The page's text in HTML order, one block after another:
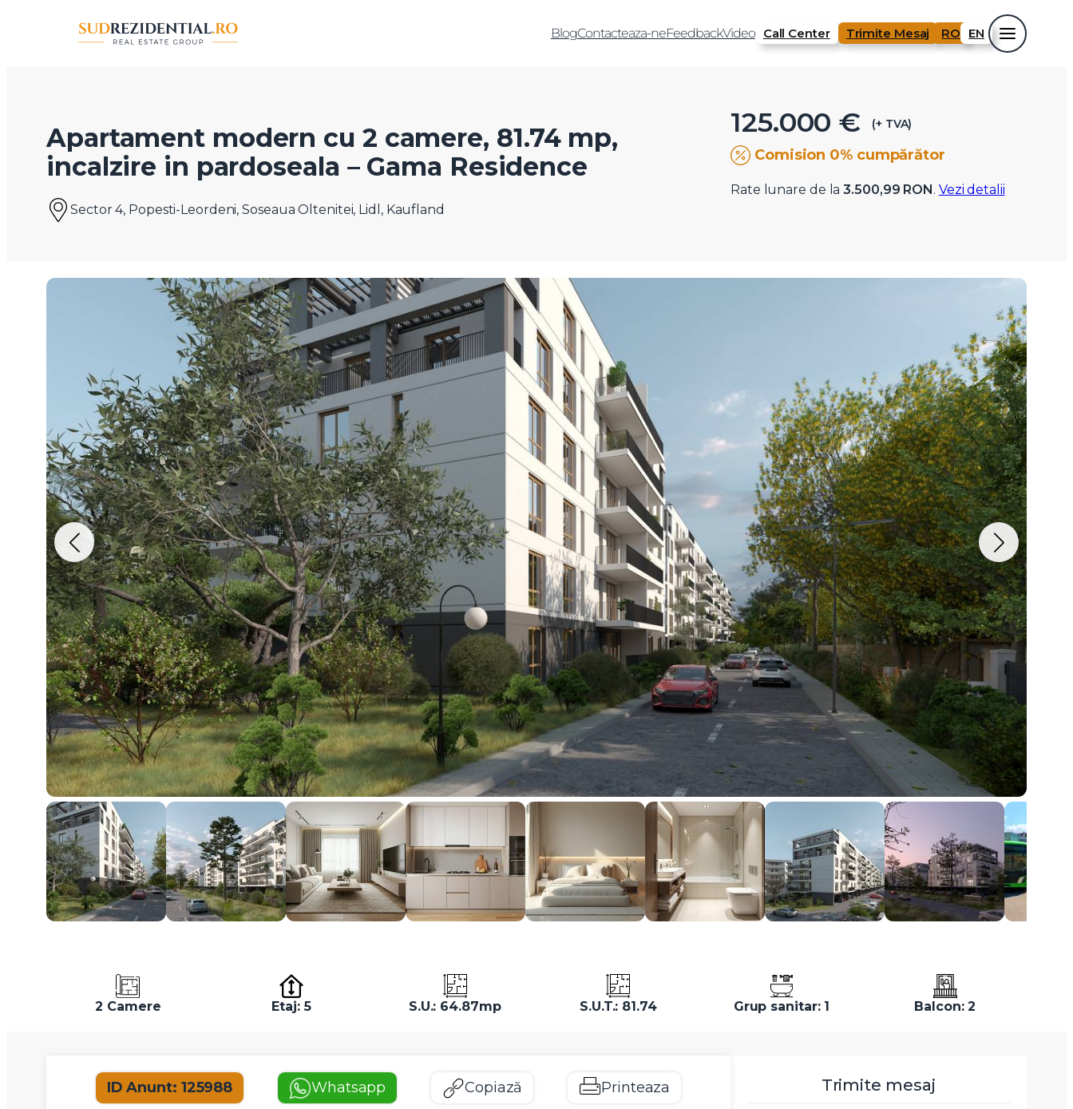
BlogContacteaza-neFeedbackVideo Call Center Trimite Mesaj RO EN
Apartament modern cu 2 camere, 81.74 mp,
incalzire in pardoseala – Gama Residence
Sector 4, Popesti-Leordeni, Soseaua Oltenitei, Lidl, Kaufland
125.000 € (+ TVA)
Comision 0% cumpărător
Rate lunare de la3.500,99 RON. Vezi detalii
2 Camere Etaj: 5 S.U.: 64.87mp S.U.T.: 81.74 Grup sanitar: 1 Balcon: 2
ID Anunt: 125988 Whatsapp Copiază Printeaza Trimite mesaj